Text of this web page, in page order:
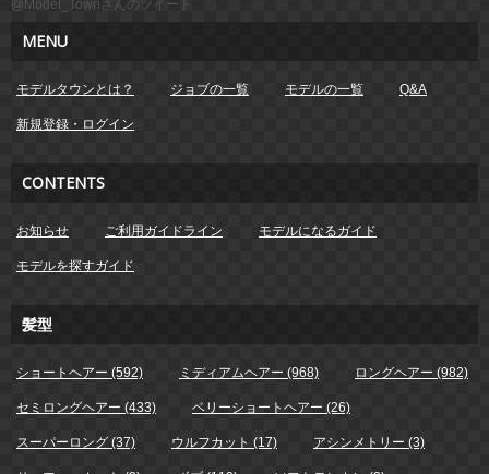
@Model_Townさんのツイート
MENU
モデルタウンとは？ ジョブの一覧 モデルの一覧 Q&A
新規登録・ログイン
CONTENTS
お知らせ ご利用ガイドライン モデルになるガイド
モデルを探すガイド
髪型
ショートヘアー (592) ミディアムヘアー (968) ロングヘアー (982)
セミロングヘアー (433) ベリーショートヘアー (26)
スーパーロング (37) ウルフカット (17) アシンメトリー (3)